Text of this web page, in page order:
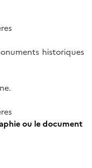
historiques
ou le document